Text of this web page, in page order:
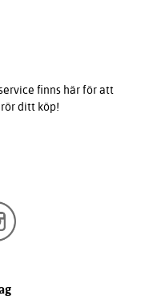
finns här för att
ditt köp!